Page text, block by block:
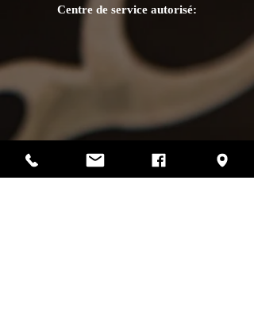
Centre de service autorisé:
Photos par Sharif Mirshak